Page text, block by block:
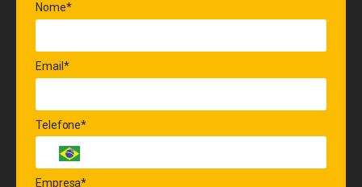
Nome*
Email*
Telefone*
Empresa*